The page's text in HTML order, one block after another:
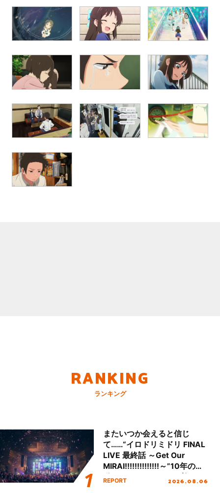
RANKING
ランキング
またいつか会えると信じ
て……“イロドリミドリ FINAL
LIVE 最終話 ～Get Our
MIRAI!!!!!!!!!!!!!!～”10年の活
動を経てファイナルを迎える
REPORT 2026.08.06